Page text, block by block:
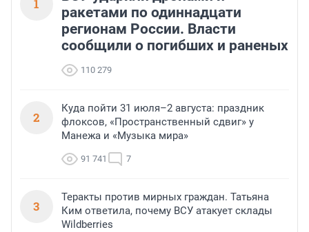
1
ракетами по одиннадцати
регионам России. Власти
сообщили о погибших и раненых
110 279
2
Куда пойти 31 июля–2 августа: праздник
флоксов, «Пространственный сдвиг» у
Манежа и «Музыка мира»
91 741 7
3
Теракты против мирных граждан. Татьяна
Ким ответила, почему ВСУ атакует склады
Wildberries